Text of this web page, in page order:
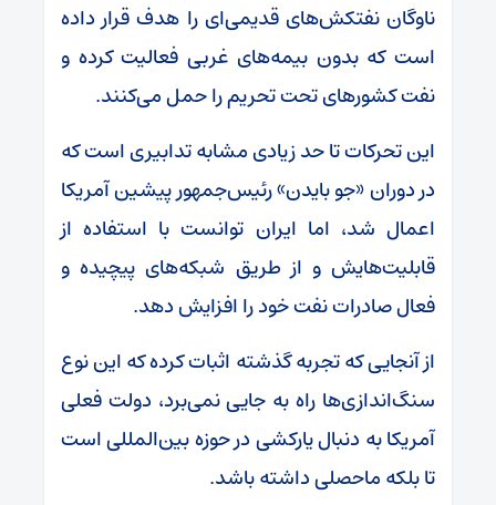
ناوگان نفتکش‌های قدیمی‌ای را هدف قرار داده
است که بدون بیمه‌های غربی فعالیت کرده و
نفت کشورهای تحت تحریم را حمل می‌کنند.
این تحرکات تا حد زیادی مشابه تدابیری است که
در دوران «جو بایدن» رئیس‌جمهور پیشین آمریکا
اعمال شد، اما ایران توانست با استفاده از
قابلیت‌هایش و از طریق شبکه‌های پیچیده و
فعال صادرات نفت خود را افزایش دهد.
از آنجایی که تجربه گذشته‌ اثبات کرده که این نوع
سنگ‌اندازی‌ها راه به جایی نمی‌برد، دولت فعلی
آمریکا به دنبال یارکشی در حوزه بین‌المللی است
تا بلکه ماحصلی داشته باشد.